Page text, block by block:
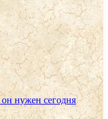
он нужен сегодня